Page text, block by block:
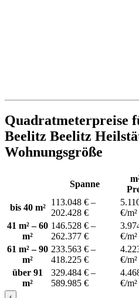
Quadratmeterpreise
Beelitz Beelitz
Wohnungsgröße
Spanne
bis 40 m²
113.048 € –
202.428 €
€/m²
41 m² – 60
m²
146.528 € –
262.377 €
€/m²
61 m² – 90
m²
233.563 € –
418.225 €
€/m²
über 91
m²
329.484 € –
589.985 €
€/m²